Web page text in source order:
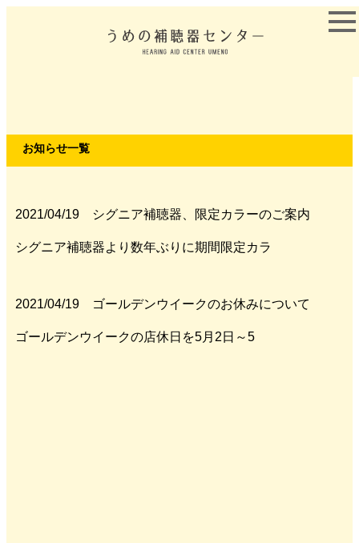
お知らせ一覧
2021/04/19 シグニア補聴器、限定カラーのご案内
シグニア補聴器より数年ぶりに期間限定カラ
2021/04/19 ゴールデンウイークのお休みについて
ゴールデンウイークの店休日を5月2日～5